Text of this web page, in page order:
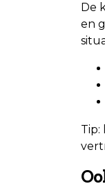
De
en
Tip: